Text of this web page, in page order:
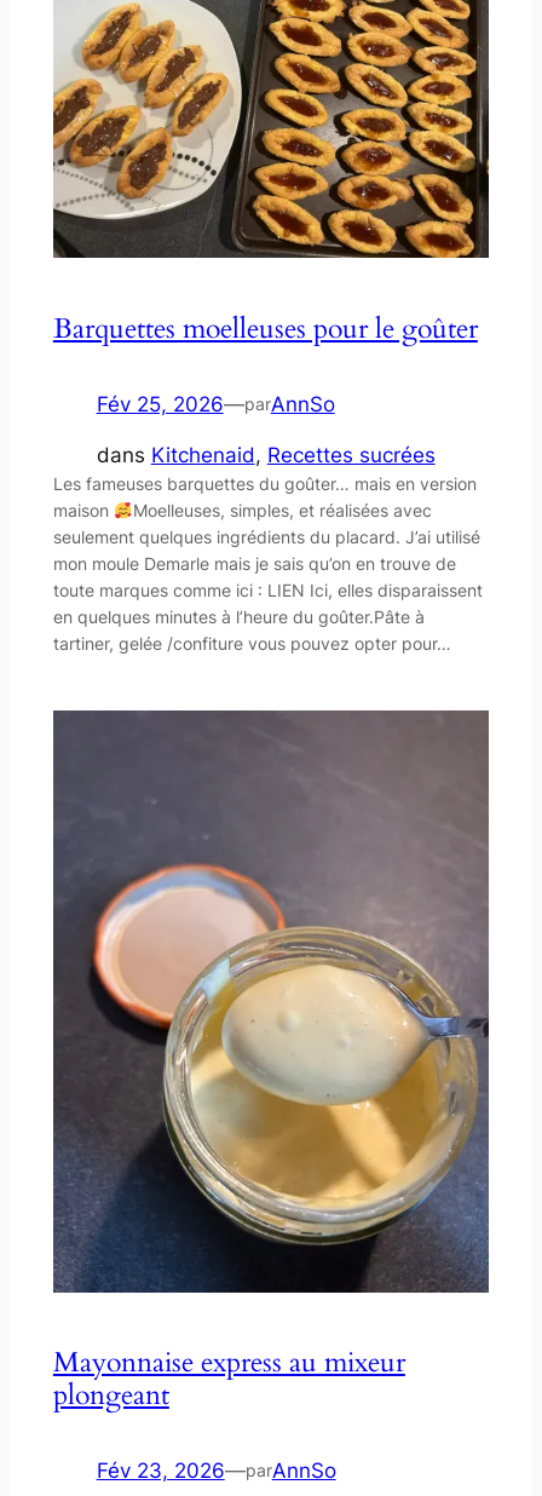
Barquettes moelleuses pour le goûter
Fév 25, 2026—parAnnSo
dans Kitchenaid, Recettes sucrées
Les fameuses barquettes du goûter… mais en version
maison
Moelleuses, simples, et réalisées avec
seulement quelques ingrédients du placard. J’ai utilisé
mon moule Demarle mais je sais qu’on en trouve de
toute marques comme ici : LIEN Ici, elles disparaissent
en quelques minutes à l’heure du goûter.Pâte à
tartiner, gelée /confiture vous pouvez opter pour…
Mayonnaise express au mixeur
plongeant
Fév 23, 2026—parAnnSo